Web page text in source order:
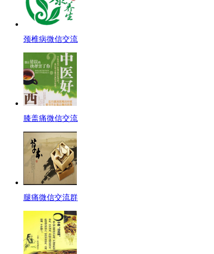
颈椎病微信交流
膝盖痛微信交流
腿痛微信交流群